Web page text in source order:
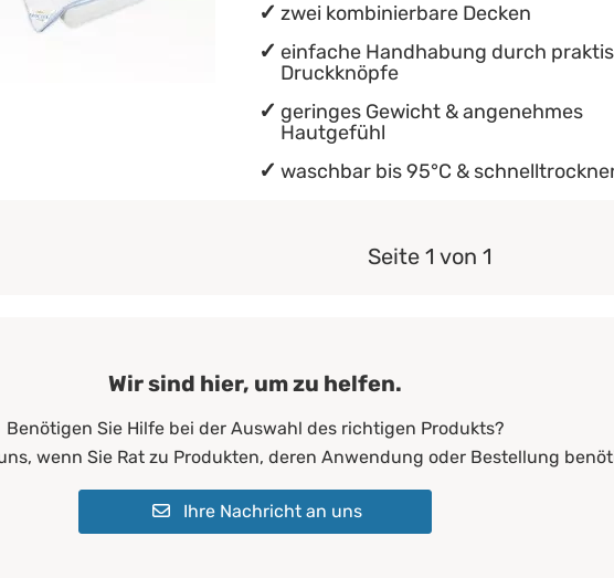
zwei kombinierbare Decken
einfache Handhabung durch
Druckknöpfe
geringes Gewicht & angenehmes
Hautgefühl
waschbar bis 95°C &
Seite 1 von 1
Wir sind hier, um zu helfen.
Benötigen Sie Hilfe bei der Auswahl des richtigen Produkts?
wenn Sie Rat zu Produkten, deren Anwendung oder Bestellung
Ihre Nachricht an uns